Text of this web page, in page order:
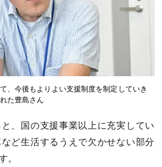
、今後もよりよい支援制度を制定していき
た豊島さん
、国の支援事業以上に充実してい
ど生活するうえで欠かせない部分
。